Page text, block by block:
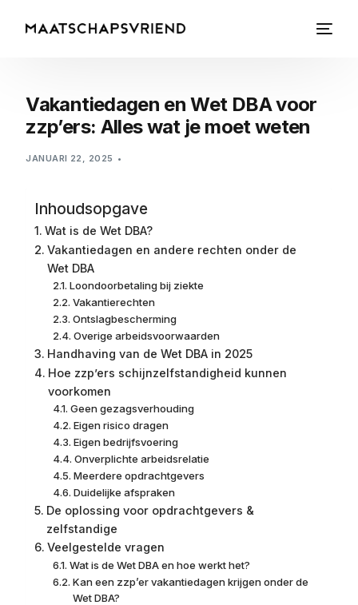
Vakantiedagen en Wet DBA voor
zzp’ers: Alles wat je moet weten
JANUARI 22, 2025
Inhoudsopgave
Wat is de Wet DBA?
Vakantiedagen en andere rechten onder de
Wet DBA
Loondoorbetaling bij ziekte
Vakantierechten
Ontslagbescherming
Overige arbeidsvoorwaarden
Handhaving van de Wet DBA in 2025
Hoe zzp’ers schijnzelfstandigheid kunnen
voorkomen
Geen gezagsverhouding
Eigen risico dragen
Eigen bedrijfsvoering
Onverplichte arbeidsrelatie
Meerdere opdrachtgevers
Duidelijke afspraken
De oplossing voor opdrachtgevers &
zelfstandige
Veelgestelde vragen
Wat is de Wet DBA en hoe werkt het?
Kan een zzp’er vakantiedagen krijgen onder de
Wet DBA?